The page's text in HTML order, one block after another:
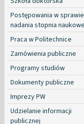
Postępowania w sprawie
nadania stopnia
Praca w Politechnice
Zamówienia publiczne
Programy studiów
Dokumenty publiczne
Imprezy PW
Udzielanie informacji
publicznej